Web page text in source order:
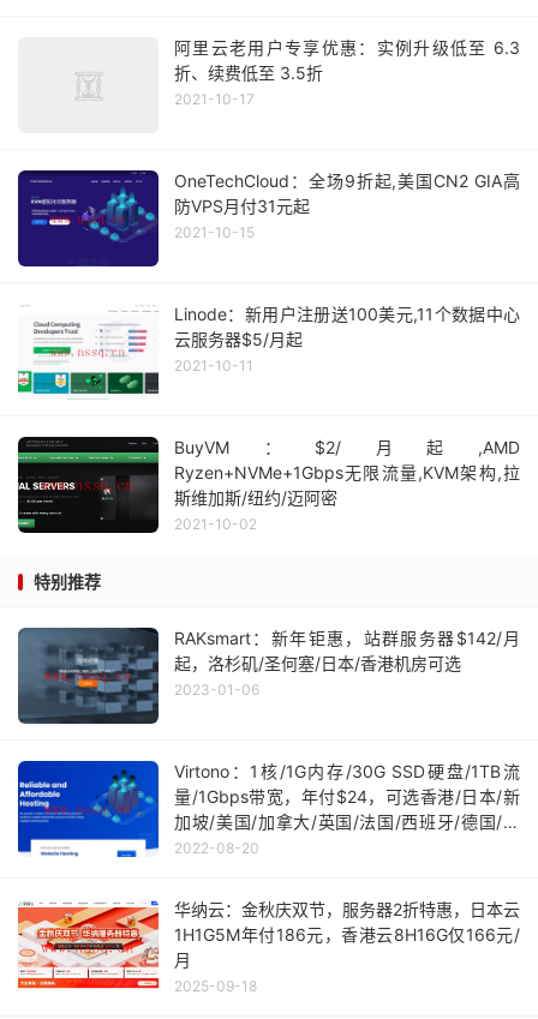
阿里云老用户专享优惠：实例升级低至 6.3
折、续费低至 3.5折
2021-10-17
OneTechCloud：全场9折起,美国CN2 GIA高
防VPS月付31元起
2021-10-15
Linode：新用户注册送100美元,11个数据中心
云服务器$5/月起
2021-10-11
BuyVM：$2/月起,AMD
Ryzen+NVMe+1Gbps无限流量,KVM架构,拉
斯维加斯/纽约/迈阿密
2021-10-02
特别推荐
RAKsmart：新年钜惠，站群服务器$142/月
起，洛杉矶/圣何塞/日本/香港机房可选
2023-01-06
Virtono：1核/1G内存/30G SSD硬盘/1TB流
量/1Gbps带宽，年付$24，可选香港/日本/新
加坡/美国/加拿大/英国/法国/西班牙/德国/荷
兰/瑞典/波兰/罗马尼亚/塞尔维亚等机房等16个
2022-08-20
华纳云：金秋庆双节，服务器2折特惠，日本云
1H1G5M年付186元，香港云8H16G仅166元/
月
2025-09-18